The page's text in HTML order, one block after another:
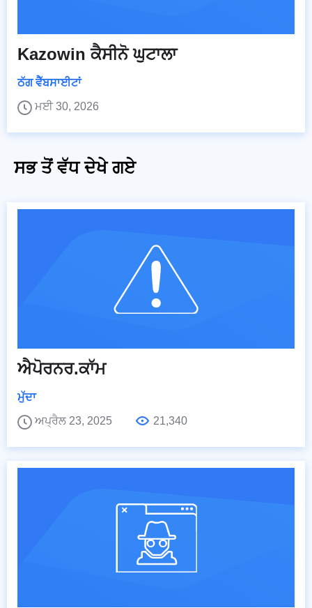
Kazowin ਕੈਸੀਨੋ ਘੁਟਾਲਾ
ਠੱਗ ਵੈੱਬਸਾਈਟਾਂ
ਮਈ 30, 2026
ਸਭ ਤੋਂ ਵੱਧ ਦੇਖੇ ਗਏ
ਐਪੋਰਨਰ.ਕਾੱਮ
ਮੁੱਦਾ
ਅਪ੍ਰੈਲ 23, 2025
21,340